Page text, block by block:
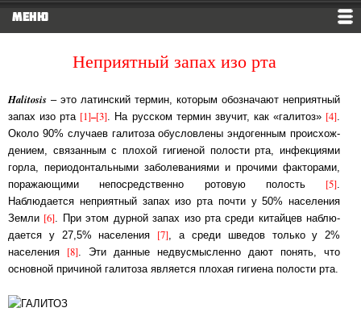
МЕНЮ
Неприятный запах изо рта
Halitosis – это латинский термин, которым обозначают неприятный
запах изо рта [1]–[3] . На рус­ском термин звучит, как «галитоз» [4]
Около 90% случаев галитоза об­ус­лов­ле­ны эн­до­ген­ным про­ис­хож­
де­ни­ем, связанным с плохой гигиеной полости рта, ин­фек­ция­ми
гор­ла, пе­рио­дон­таль­ны­ми за­бо­ле­ва­ни­ями и прочими факторами,
по­ра­жаю­щи­ми не­по­сред­ст­вен­но ро­то­вую по­лость [5]
Наблюдается неприятный запах изо рта поч­ти у 50% на­се­ле­ния
Зем­ли [6] . При этом дурной запах изо рта среди ки­тай­цев на­блю­
да­ет­ся у 27,5% на­се­ле­ния [7] , а среди шведов только у 2%
населения [8] . Эти дан­ные не­дву­смы­слен­но да­ют понять, что
основной причиной галитоза яв­ля­ет­ся пло­хая ги­гие­на полости рта.